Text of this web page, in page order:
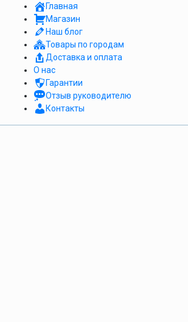
Главная
Магазин
Наш блог
Товары по городам
Доставка и оплата
О нас
Гарантии
Отзыв руководителю
Контакты